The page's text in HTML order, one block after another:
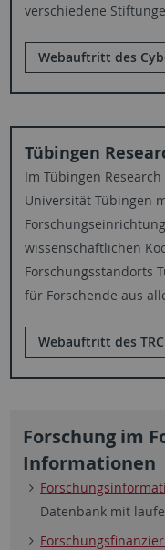
verschiedene
Webauftritt des
Tübingen
Im Tübingen
Universität Tübingen
wissenschaftlichen
Forschungsstandorts
für Forschende aus
Webauftritt des TRC
Forschung im
Informationen
Forschungsinfor
Datenbank mit